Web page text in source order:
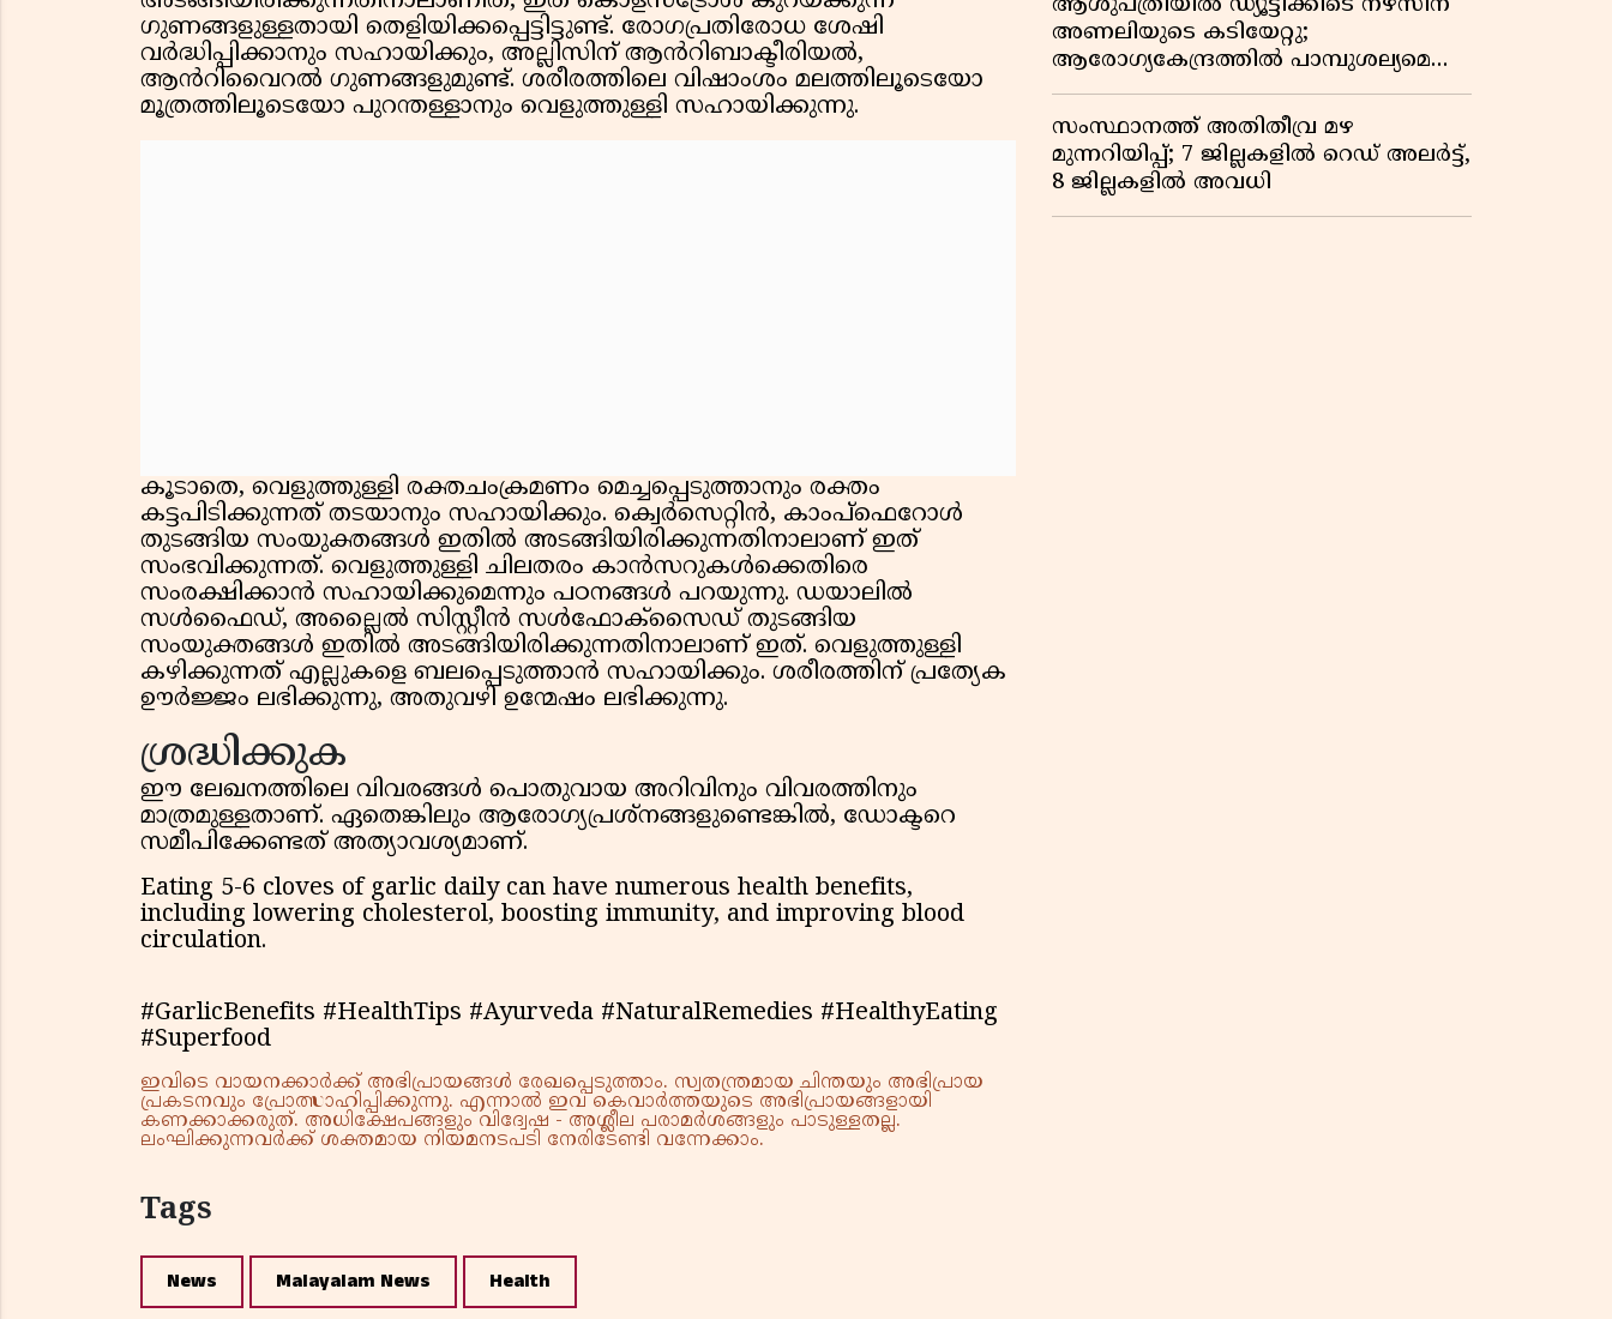
ഗുണങ്ങളുള്ളതായി തെളിയിക്കപ്പെട്ടിട്ടുണ്ട്. രോഗപ്രതിരോധ ശേഷി
വർദ്ധിപ്പിക്കാനും സഹായിക്കും, അല്ലിസിന് ആൻറിബാക്ടീരിയൽ,
ആൻറിവൈറൽ ഗുണങ്ങളുമുണ്ട്. ശരീരത്തിലെ വിഷാംശം മലത്തിലൂടെയോ
മൂത്രത്തിലൂടെയോ പുറന്തള്ളാനും വെളുത്തുള്ളി സഹായിക്കുന്നു.
കൂടാതെ, വെളുത്തുള്ളി രക്തചംക്രമണം മെച്ചപ്പെടുത്താനും രക്തം
കട്ടപിടിക്കുന്നത് തടയാനും സഹായിക്കും. ക്വെർസെറ്റിൻ, കാംപ്ഫെറോൾ
തുടങ്ങിയ സംയുക്തങ്ങൾ ഇതിൽ അടങ്ങിയിരിക്കുന്നതിനാലാണ് ഇത്
സംഭവിക്കുന്നത്. വെളുത്തുള്ളി ചിലതരം കാൻസറുകൾക്കെതിരെ
സംരക്ഷിക്കാൻ സഹായിക്കുമെന്നും പഠനങ്ങൾ പറയുന്നു. ഡയാലിൽ
സൾഫൈഡ്, അല്ലൈൽ സിസ്റ്റീൻ സൾഫോക്സൈഡ് തുടങ്ങിയ
സംയുക്തങ്ങൾ ഇതിൽ അടങ്ങിയിരിക്കുന്നതിനാലാണ് ഇത്. വെളുത്തുള്ളി
കഴിക്കുന്നത് എല്ലുകളെ ബലപ്പെടുത്താൻ സഹായിക്കും. ശരീരത്തിന് പ്രത്യേക
ഊർജ്ജം ലഭിക്കുന്നു, അതുവഴി ഉന്മേഷം ലഭിക്കുന്നു.
ശ്രദ്ധിക്കുക
ഈ ലേഖനത്തിലെ വിവരങ്ങൾ പൊതുവായ അറിവിനും വിവരത്തിനും
മാത്രമുള്ളതാണ്. ഏതെങ്കിലും ആരോഗ്യപ്രശ്നങ്ങളുണ്ടെങ്കിൽ, ഡോക്ടറെ
സമീപിക്കേണ്ടത് അത്യാവശ്യമാണ്.
Eating 5-6 cloves of garlic daily can have numerous health benefits,
including lowering cholesterol, boosting immunity, and improving blood
circulation.
#GarlicBenefits #HealthTips #Ayurveda #NaturalRemedies #HealthyEating
#Superfood
ഇവിടെ വായനക്കാർക്ക് അഭിപ്രായങ്ങൾ രേഖപ്പെടുത്താം. സ്വതന്ത്രമായ ചിന്തയും അഭിപ്രായ
പ്രകടനവും പ്രോത്സാഹിപ്പിക്കുന്നു. എന്നാൽ ഇവ കെവാർത്തയുടെ അഭിപ്രായങ്ങളായി
കണക്കാക്കരുത്. അധിക്ഷേപങ്ങളും വിദ്വേഷ - അശ്ലീല പരാമർശങ്ങളും പാടുള്ളതല്ല.
ലംഘിക്കുന്നവർക്ക് ശക്തമായ നിയമനടപടി നേരിടേണ്ടി വന്നേക്കാം.
Tags
News Malayalam News Health
അണലിയുടെ കടിയേറ്റു;
ആരോഗ്യകേന്ദ്രത്തിൽ പാമ്പുശല്യമെന്ന്
പരാതി
സംസ്ഥാനത്ത് അതിതീവ്ര മഴ
മുന്നറിയിപ്പ്; 7 ജില്ലകളിൽ റെഡ് അലർട്ട്,
8 ജില്ലകളിൽ അവധി